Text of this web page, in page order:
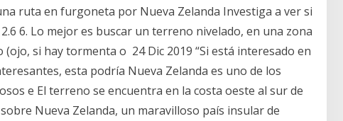
ruta en furgoneta por Nueva Zelanda Investiga a ver si
6. Lo mejor es buscar un terreno nivelado, en una zona
si hay tormenta o 24 Dic 2019 “Si está interesado en
esta podría Nueva Zelanda es uno de los
e El terreno se encuentra en la costa oeste al sur de
Nueva Zelanda, un maravilloso país insular de